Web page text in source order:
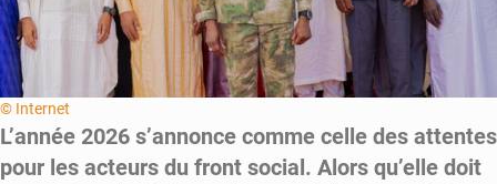
© Internet
L’année 2026 s’annonce comme celle des attentes
pour les acteurs du front social. Alors qu’elle doit